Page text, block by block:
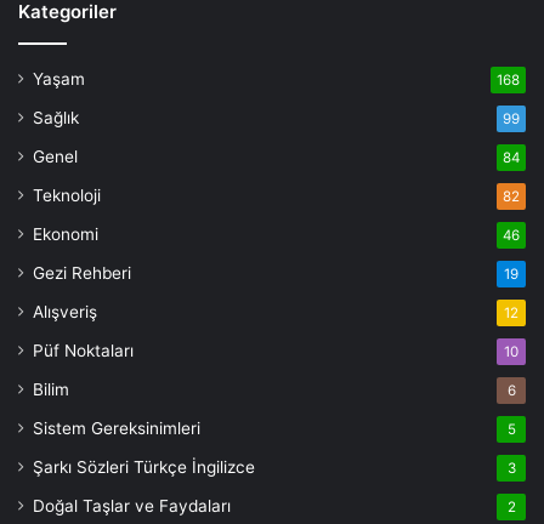
Kategoriler
Yaşam 168
Sağlık 99
Genel 84
Teknoloji 82
Ekonomi 46
Gezi Rehberi 19
Alışveriş 12
Püf Noktaları 10
Bilim 6
Sistem Gereksinimleri 5
Şarkı Sözleri Türkçe İngilizce 3
Doğal Taşlar ve Faydaları 2